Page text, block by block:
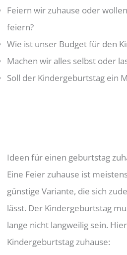
Feiern wir zuhause oder
feiern?
Wie ist unser Budget für den
Machen wir alles selbst oder
Soll der Kindergeburtstag ein
Ideen für einen geburtstag
Eine Feier zuhause ist
günstige Variante, die sich
lässt. Der Kindergeburtstag
lange nicht langweilig sein.
Kindergeburtstag zuhause: